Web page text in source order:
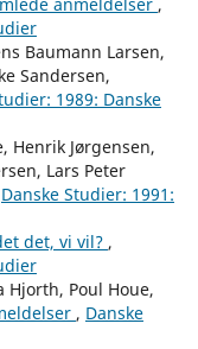
Baumann Larsen,
Sandersen,
1989: Danske
Henrik Jørgensen,
Lars Peter
Danske Studier: 1991:
det, vi vil? ,
Hjorth, Poul Houe,
, Danske